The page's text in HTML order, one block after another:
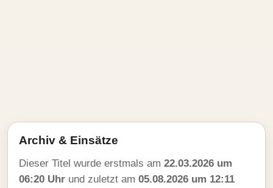
Archiv & Einsätze
Dieser Titel wurde erstmals am 22.03.2026 um
06:20 Uhr und zuletzt am 05.08.2026 um 12:11